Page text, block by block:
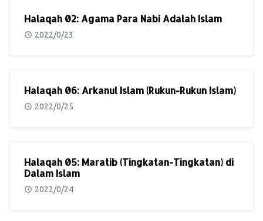
Halaqah 02: Agama Para Nabi Adalah Islam
2022/0/23
Halaqah 06: Arkanul Islam (Rukun-Rukun Islam)
2022/0/25
Halaqah 05: Maratib (Tingkatan-Tingkatan) di
Dalam Islam
2022/0/24